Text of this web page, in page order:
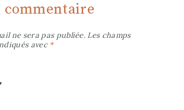
commentaire
ne sera pas publiée. Les champs
avec *